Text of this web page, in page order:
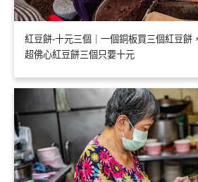
紅豆餅-十元三個｜一個銅板買三個紅豆餅
超佛心紅豆餅三個只要十元